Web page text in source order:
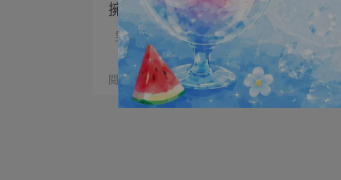
擁有韓劇男神光澤肌(男生保養初階
版)
男森們，愛美養膚GO起來！ ⋯
閱讀更多 ->